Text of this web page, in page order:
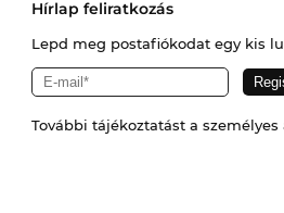
Hírlap feliratkozás
Lepd meg postafiókodat egy kis
További tájékoztatást a